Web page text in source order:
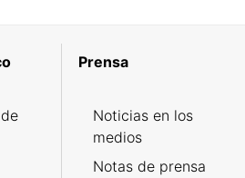
Prensa
Noticias en los
medios
Notas de prensa